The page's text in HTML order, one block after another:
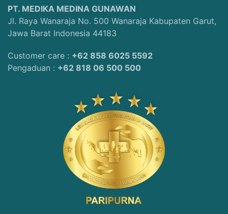
PT. MEDIKA MEDINA GUNAWAN
Jl. Raya Wanaraja No. 500 Wanaraja Kabupaten Garut,
Jawa Barat Indonesia 44183
Customer care : +62 858 6025 5592
Pengaduan : +62 818 06 500 500